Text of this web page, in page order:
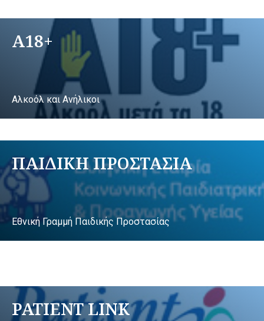
A18+
Αλκοόλ και Ανήλικοι
ΠΑΙΔΙΚΗ ΠΡΟΣΤΑΣΙΑ
Εθνική Γραμμή Παιδικής Προστασίας
PATIENT LINK